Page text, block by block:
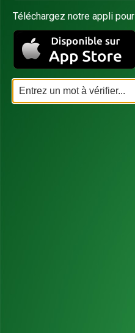
Téléchargez notre appli